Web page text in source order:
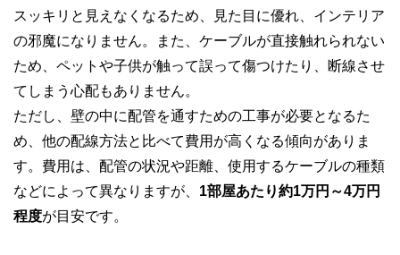
スッキリと見えなくなるため、見た目に優れ、インテリア
の邪魔になりません。また、ケーブルが直接触れられない
ため、ペットや子供が触って誤って傷つけたり、断線させ
てしまう心配もありません。
ただし、壁の中に配管を通すための工事が必要となるた
め、他の配線方法と比べて費用が高くなる傾向がありま
す。費用は、配管の状況や距離、使用するケーブルの種類
などによって異なりますが、 1部屋あたり約1万円～4万円
程度が目安です。